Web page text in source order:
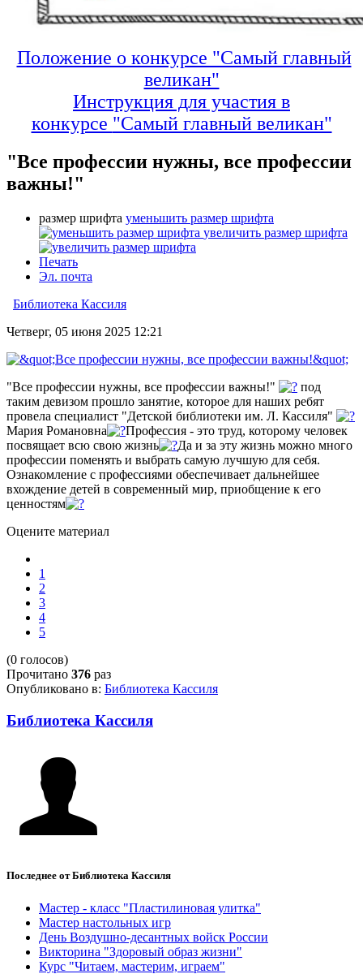
Положение о конкурсе "Самый главный
великан"
Инструкция для участия в
конкурсе "Самый главный великан"
"Все профессии нужны, все профессии
важны!"
размер шрифта уменьшить размер шрифта
увеличить размер шрифта
Печать
Эл. почта
Библиотека Кассиля
Четверг, 05 июня 2025 12:21
"Все профессии нужны, все профессии важны!"
под
таким девизом прошло занятие, которое для наших ребят
провела специалист "Детской библиотеки им. Л. Кассиля"
Мария Романовна
Профессия - это труд, которому человек
посвящает всю свою жизнь
Да и за эту жизнь можно много
профессии поменять и выбрать самую лучшую для себя.
Ознакомление с профессиями обеспечивает дальнейшее
вхождение детей в современный мир, приобщение к его
ценностям
Оцените материал
1
2
3
4
5
(0 голосов)
Прочитано 376 раз
Опубликовано в: Библиотека Кассиля
Библиотека Кассиля
Последнее от Библиотека Кассиля
Мастер - класс "Пластилиновая улитка"
Мастер настольных игр
День Воздушно-десантных войск России
Викторина "Здоровый образ жизни"
Курс "Читаем, мастерим, играем"